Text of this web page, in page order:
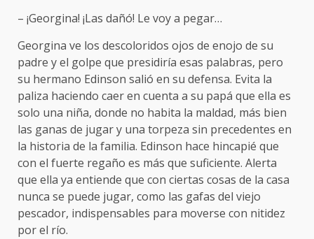
– ¡Georgina! ¡Las dañó! Le voy a pegar…
Georgina ve los descoloridos ojos de enojo de su
padre y el golpe que presidiría esas palabras, pero
su hermano Edinson salió en su defensa. Evita la
paliza haciendo caer en cuenta a su papá que ella es
solo una niña, donde no habita la maldad, más bien
las ganas de jugar y una torpeza sin precedentes en
la historia de la familia. Edinson hace hincapié que
con el fuerte regaño es más que suficiente. Alerta
que ella ya entiende que con ciertas cosas de la casa
nunca se puede jugar, como las gafas del viejo
pescador, indispensables para moverse con nitidez
por el río.